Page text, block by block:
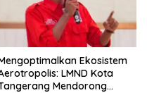
Ekosistem
LMND Kota
Mendorong